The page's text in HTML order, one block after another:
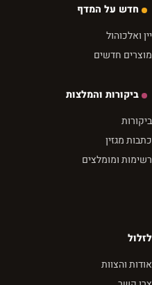
חדש על המדף
יין ואלכוהול
מוצרים חדשים
ביקורות והמלצות
ביקורות
כתבות מגזין
רשימות ומומלצים
לזלול
אודות והצוות